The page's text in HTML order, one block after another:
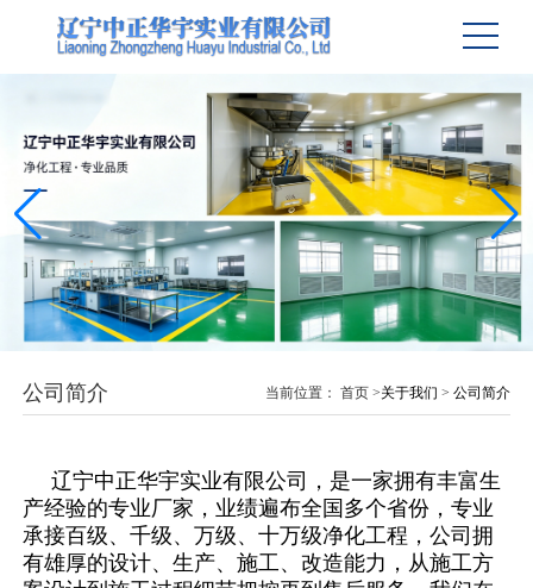
公司简介 当前位置： 首页 >关于我们 > 公司简介
辽宁中正华宇实业有限公司，是一家拥有丰富生
产经验的专业厂家，业绩遍布全国多个省份，专业
承接百级、千级、万级、十万级净化工程，公司拥
有雄厚的设计、生产、施工、改造能力，从施工方